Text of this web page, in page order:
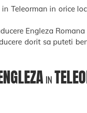
Teleorman in orice
Engleza
dorit sa puteti
IN